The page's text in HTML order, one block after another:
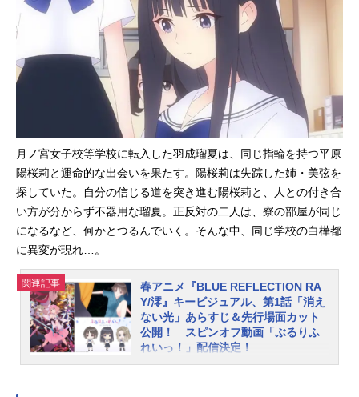
女の剣』を原点に、新たな「BLUER
EFLECTIONプロジェクト」として展
開されるTVアニメーション。新たな
世界が始まる―。作品名BLUEREFLE
CTIONRAY/澪放送形態TVアニメスケ
ジュール2021年4月9日（金）～2021
年9月24日（金）MBS・TBS"アニメ
イズム"枠にて話数全24話キャスト平
原陽桜莉：石見舞菜香羽成瑠夏：千
菅春香田辺百：高倉有加白樺都：大
和田仁美平原美弦：上田麗奈山田仁
菜：玉城仁菜駒川詩：田辺留依水崎
紫乃：井澤詩織司城夕月：高野麻里
佳司城来夢：秦佐和子斎木有理：佐
琉：真野あゆみスタッフ原作：コー
エーテク...
月ノ宮女子校等学校に転入した羽成瑠夏は、同じ指輪を持つ平原
陽桜莉と運命的な出会いを果たす。陽桜莉は失踪した姉・美弦を
探していた。自分の信じる道を突き進む陽桜莉と、人との付き合
い方が分からず不器用な瑠夏。正反対の二人は、寮の部屋が同じ
になるなど、何かとつるんでいく。そんな中、同じ学校の白樺都
に異変が現れ…。
関連記事
春アニメ『BLUE REFLECTION RA
Y/澪』キービジュアル、第1話「消え
ない光」あらすじ＆先行場面カット
公開！ スピンオフ動画「ぶるりふ
れいっ！」配信決定！
コーエーテクモゲームスのガストブ